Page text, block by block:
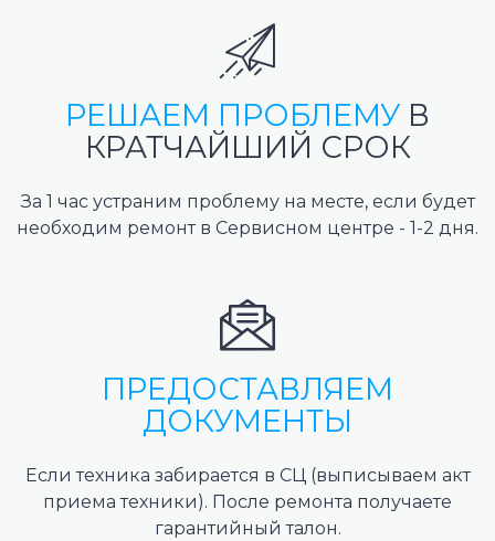
РЕШАЕМ ПРОБЛЕМУ В
КРАТЧАЙШИЙ СРОК
За 1 час устраним проблему на месте, если будет
необходим ремонт в Сервисном центре - 1-2 дня.
ПРЕДОСТАВЛЯЕМ
ДОКУМЕНТЫ
Если техника забирается в СЦ (выписываем акт
приема техники). После ремонта получаете
гарантийный талон.